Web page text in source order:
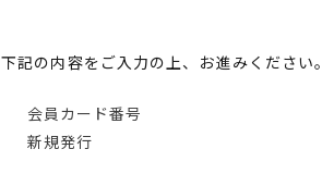
下記の内容をご入力の上、お進みください。
会員カード番号
新規発行